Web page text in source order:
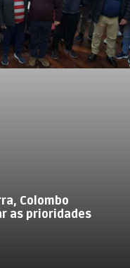
Colombo
as prioridades